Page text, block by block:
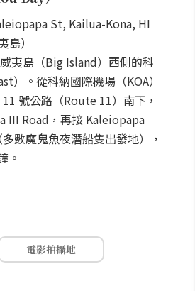
St, Kailua-Kona, HI
）
夷島（Big Island）西側的科
）。從科納國際機場（KOA）
號公路（Route 11）南下，
III Road，再接 Kaleiopapa
數魔鬼魚夜潛船隻出發地），
。
電影拍攝地